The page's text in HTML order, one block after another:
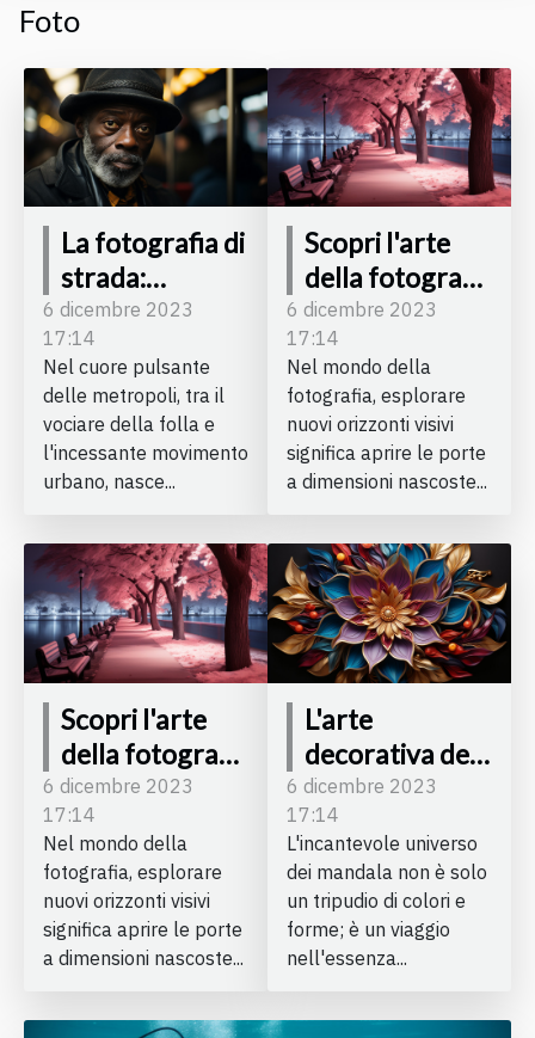
Foto
La fotografia di
strada:
catturare
l'anima della
città
6 dicembre 2023
17:14
Nel cuore pulsante
delle metropoli, tra il
vociare della folla e
l'incessante movimento
urbano, nasce...
Scopri l'arte
della fotografia
a infrarossi
6 dicembre 2023
17:14
Nel mondo della
fotografia, esplorare
nuovi orizzonti visivi
significa aprire le porte
a dimensioni nascoste...
Scopri l'arte
della fotografia
a infrarossi
6 dicembre 2023
17:14
Nel mondo della
fotografia, esplorare
nuovi orizzonti visivi
significa aprire le porte
a dimensioni nascoste...
L'arte
decorativa dei
mandala:
meditazione e
creatività
6 dicembre 2023
17:14
L'incantevole universo
dei mandala non è solo
un tripudio di colori e
forme; è un viaggio
nell'essenza...